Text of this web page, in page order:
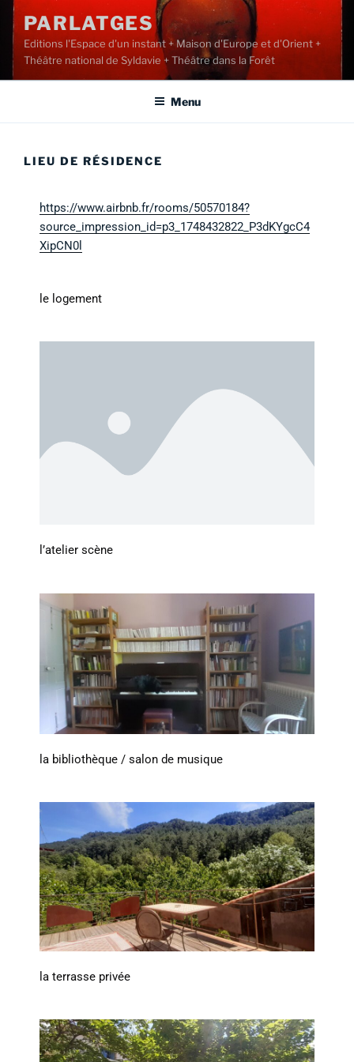
PARLATGES
Editions l'Espace d'un instant + Maison d'Europe et d'Orient +
Théâtre national de Syldavie + Théâtre dans la Forêt
Menu
LIEU DE RÉSIDENCE
https://www.airbnb.fr/rooms/50570184?
source_impression_id=p3_1748432822_P3dKYgcC4
XipCN0l
le logement
l’atelier scène
la bibliothèque / salon de musique
la terrasse privée